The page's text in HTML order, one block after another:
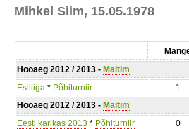
Mihkel Siim, 15.05.1978
Hooaeg 2012 / 2013 - Maitim
Esiliiga * Põhiturniir 1
Hooaeg 2012 / 2013 - Maitim
Eesti karikas 2013 * Põhiturniir 0